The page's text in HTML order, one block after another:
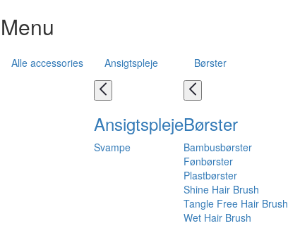
Menu
Alle accessories Ansigtspleje
Ansigtspleje
Svampe
Børster
Børster
Bambusbørster
Fønbørster
Plastbørster
Shine Hair Brush
Tangle Free Hair Brush
Wet Hair Brush